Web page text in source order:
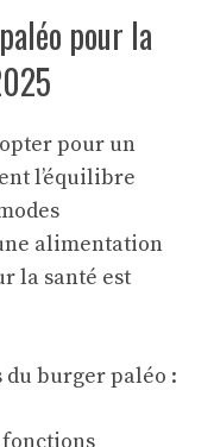
pour la
pour un
l’équilibre
alimentation
la santé est
burger paléo :